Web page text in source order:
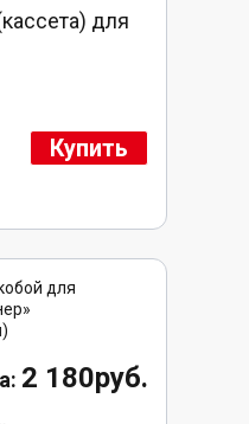
для
Купить
2 180руб.